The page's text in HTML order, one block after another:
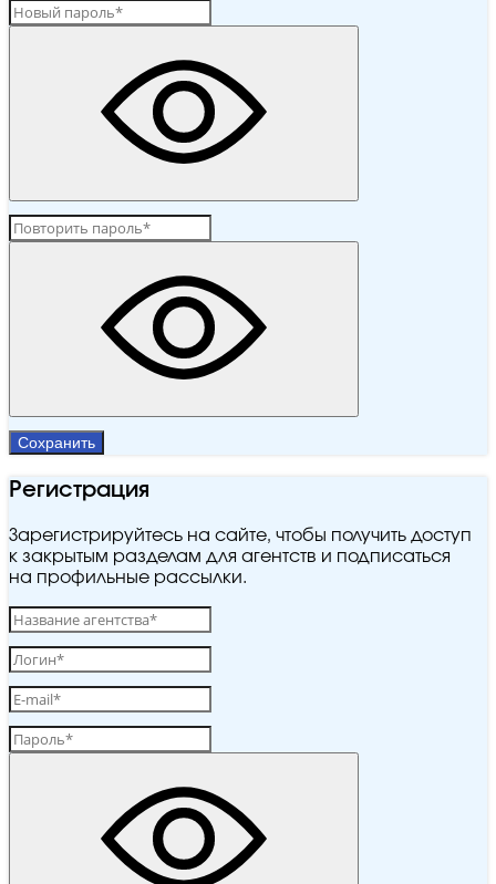
Сохранить
Регистрация
Зарегистрируйтесь на сайте, чтобы получить доступ
к закрытым разделам для агентств и подписаться
на профильные рассылки.